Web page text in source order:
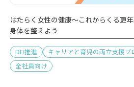
はたらく女性の健康～これからくる更
身体を整えよう
DEI推進 キャリアと育児の両立支援プ
全社員向け